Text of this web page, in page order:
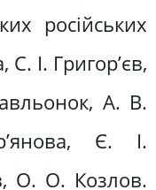
російських
І. Григор’єв,
А. В.
Є. І.
О. О. Козлов.